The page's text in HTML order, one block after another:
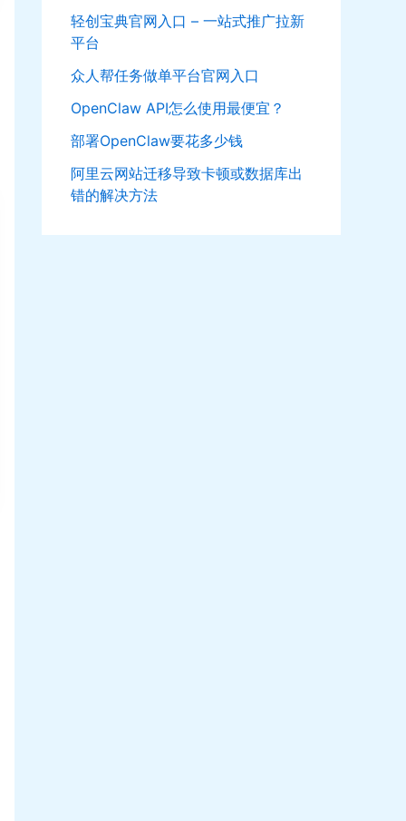
轻创宝典官网入口 – 一站式推广拉新
平台
众人帮任务做单平台官网入口
OpenClaw API怎么使用最便宜？
部署OpenClaw要花多少钱
阿里云网站迁移导致卡顿或数据库出
错的解决方法